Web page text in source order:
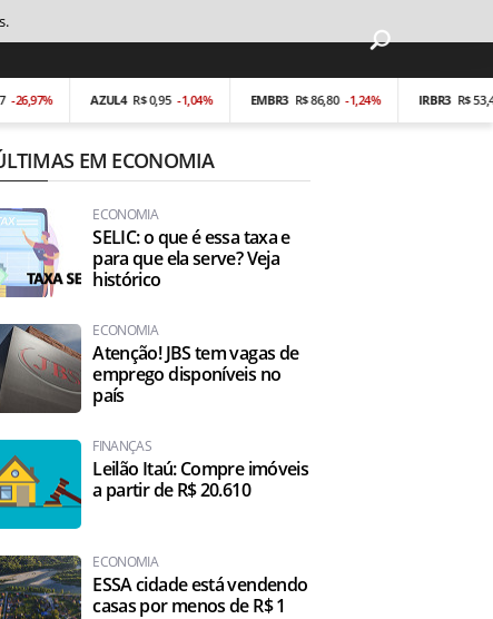
AZUL4 R$ 0,95 -1,04% EMBR3 R$ 86,80 -1,24% IRBR3 R$ 53,40
EM ECONOMIA
ECONOMIA
SELIC: o que é essa taxa e
para que ela serve? Veja
histórico
ECONOMIA
Atenção! JBS tem vagas de
emprego disponíveis no
país
FINANÇAS
Leilão Itaú: Compre imóveis
a partir de R$ 20.610
ECONOMIA
ESSA cidade está vendendo
casas por menos de R$ 1